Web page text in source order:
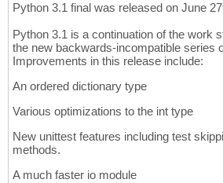
Python 3.1 final was released on June
Python 3.1 is a continuation of the work
the new backwards-incompatible series
Improvements in this release include:
An ordered dictionary type
Various optimizations to the int type
New unittest features including test
methods.
A much faster io module